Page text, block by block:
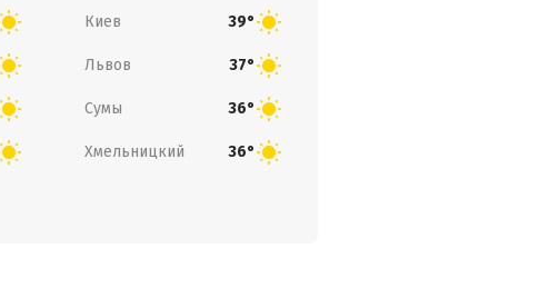
Киев 39°
Львов 37°
Сумы 36°
Хмельницкий 36°